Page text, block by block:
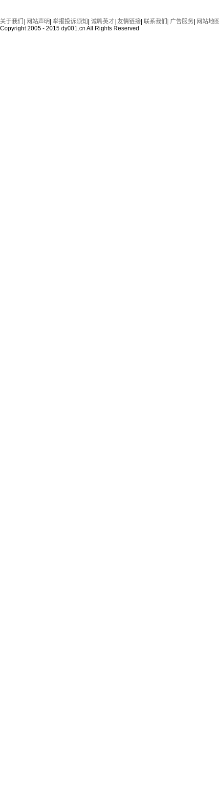
关于我们 | 网站声明| 举报投诉须知 | 诚聘英才| 友情链接| 联系我们 | 广告服务| 网站地
Copyright 2005 - 2015 dy001.cn All Rights Reserved